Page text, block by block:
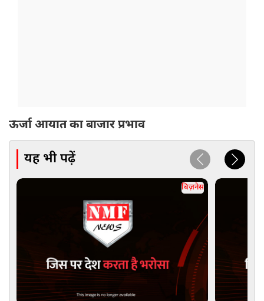
ऊर्जा आयात का बाजार प्रभाव
यह भी पढ़ें
बिज़नेस